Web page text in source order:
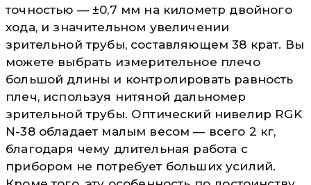
точностью — ±0,7 мм на километр двойного
хода, и значительном увеличении
зрительной трубы, составляющем 38 крат. Вы
можете выбрать измерительное плечо
большой длины и контролировать равность
плеч, используя нитяной дальномер
зрительной трубы. Оптический нивелир RGK
N-38 обладает малым весом — всего 2 кг,
благодаря чему длительная работа с
прибором не потребует больших усилий.